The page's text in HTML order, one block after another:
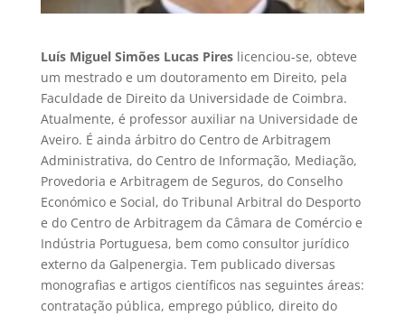
Luís Miguel Simões Lucas Pireslicenciou-se, obteve
um mestrado e um doutoramento em Direito, pela
Faculdade de Direito da Universidade de Coimbra.
Atualmente, é professor auxiliar na Universidade de
Aveiro. É ainda árbitro do Centro de Arbitragem
Administrativa, do Centro de Informação, Mediação,
Provedoria e Arbitragem de Seguros, do Conselho
Económico e Social, do Tribunal Arbitral do Desporto
e do Centro de Arbitragem da Câmara de Comércio e
Indústria Portuguesa, bem como consultor jurídico
externo da Galpenergia. Tem publicado diversas
monografias e artigos científicos nas seguintes áreas:
contratação pública, emprego público, direito do